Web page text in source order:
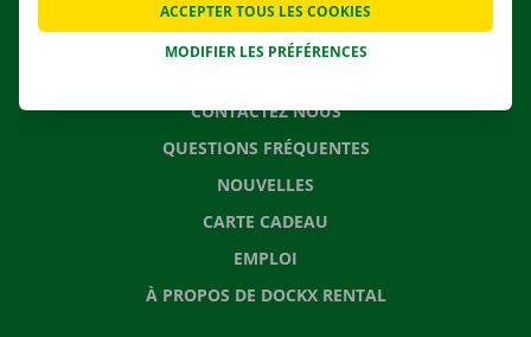
CONTACTEZ NOUS
QUESTIONS FRÉQUENTES
NOUVELLES
CARTE CADEAU
EMPLOI
À PROPOS DE DOCKX RENTAL
MODIFIER LES PRÉFÉRENCES
ACCEPTER TOUS LES COOKIES